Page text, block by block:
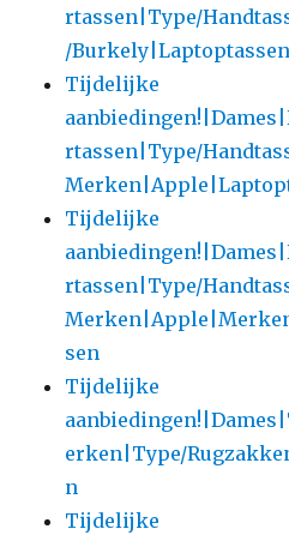
rtassen|Type/
/Burkely|Laptoptassen
Tijdelijke
rtassen|Type/
Tijdelijke
rtassen|Type/
sen
Tijdelijke
erken|Type/
n
Tijdelijke